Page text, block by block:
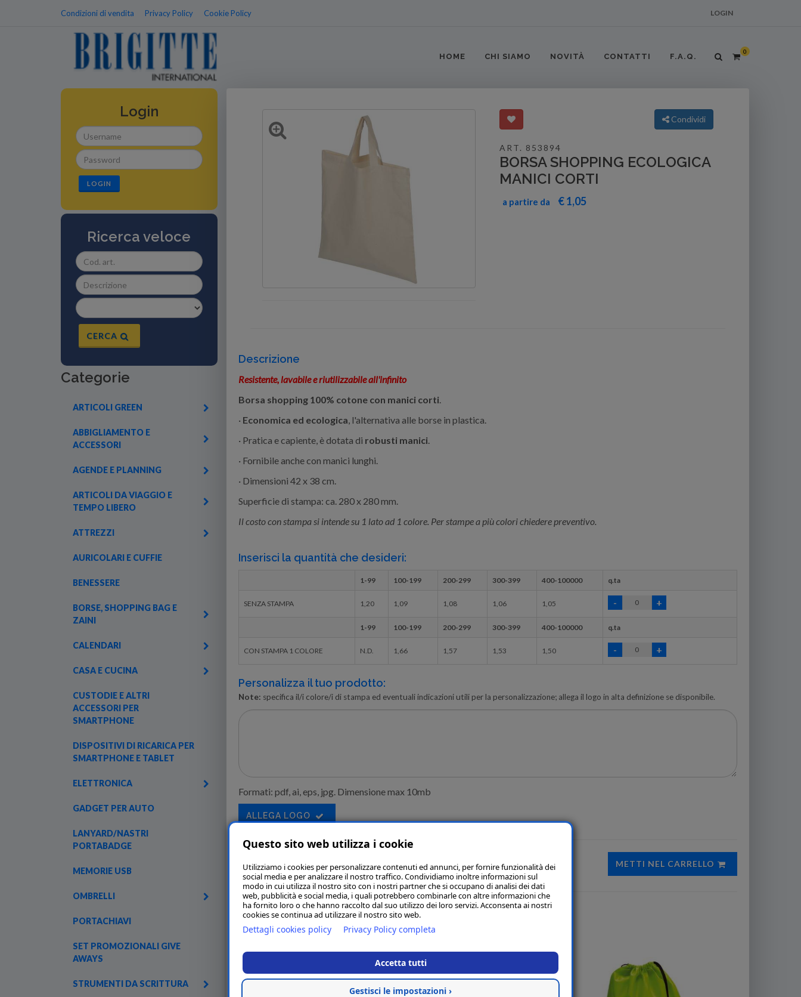
Condizioni di vendita Privacy Policy Cookie Policy LOGIN
HOME CHI SIAMO NOVITÀ CONTATTI F.A.Q.
0
Login
LOGIN
Ricerca veloce
CERCA
Categorie
ARTICOLI GREEN
ABBIGLIAMENTO E
ACCESSORI
AGENDE E PLANNING
ARTICOLI DA VIAGGIO E
TEMPO LIBERO
ATTREZZI
AURICOLARI E CUFFIE
BENESSERE
BORSE, SHOPPING BAG E
ZAINI
CALENDARI
CASA E CUCINA
CUSTODIE E ALTRI
ACCESSORI PER
SMARTPHONE
DISPOSITIVI DI RICARICA PER
SMARTPHONE E TABLET
ELETTRONICA
GADGET PER AUTO
LANYARD/NASTRI
PORTABADGE
MEMORIE USB
OMBRELLI
PORTACHIAVI
SET PROMOZIONALI GIVE
AWAYS
STRUMENTI DA SCRITTURA
Condividi
ART. 853894
BORSA SHOPPING ECOLOGICA
MANICI CORTI
a partire da € 1,05
Descrizione
Resistente, lavabile e riutilizzabile all'infinito
Borsa shopping 100% cotone con manici corti.
· Economica ed ecologica, l'alternativa alle borse in plastica.
· Pratica e capiente, è dotata di robusti manici.
· Fornibile anche con manici lunghi.
· Dimensioni 42 x 38 cm.
Superficie di stampa: ca. 280 x 280 mm.
Il costo con stampa si intende su 1 lato ad 1 colore. Per stampe a più colori chiedere preventivo.
Inserisci la quantità che desideri:
1-99 100-199 200-299 300-399 400-100000 q.ta
SENZA STAMPA 1,20 1,09 1,08 1,06 1,05
1-99 100-199 200-299 300-399 400-100000 q.ta
CON STAMPA 1 COLORE N.D. 1,66 1,57 1,53 1,50
Personalizza il tuo prodotto:
Note: specifica il/i colore/i di stampa ed eventuali indicazioni utili per la personalizzazione; allega il logo in alta definizione se disponibile.
Formati: pdf, ai, eps, jpg. Dimensione max 10mb
ALLEGA LOGO
METTI NEL CARRELLO
Articoli simili
Questo sito web utilizza i cookie
Utilizziamo i cookies per personalizzare contenuti ed annunci, per fornire funzionalità dei
social media e per analizzare il nostro traffico. Condividiamo inoltre informazioni sul
modo in cui utilizza il nostro sito con i nostri partner che si occupano di analisi dei dati
web, pubblicità e social media, i quali potrebbero combinarle con altre informazioni che
ha fornito loro o che hanno raccolto dal suo utilizzo dei loro servizi. Acconsenta ai nostri
cookies se continua ad utilizzare il nostro sito web.
Dettagli cookies policy Privacy Policy completa
Accetta tutti
Gestisci le impostazioni ›